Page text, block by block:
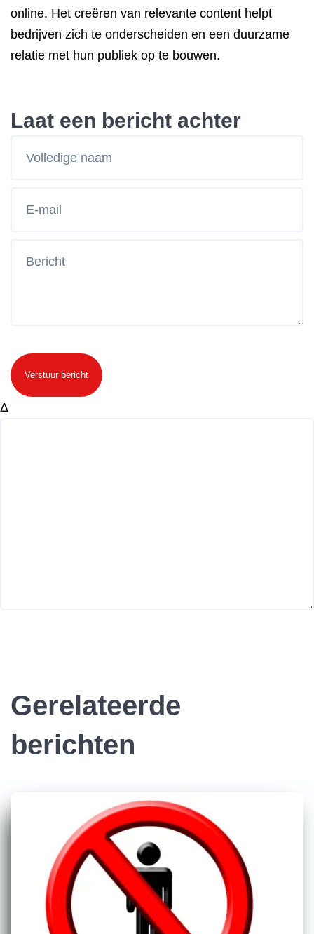
online. Het creëren van relevante content helpt
bedrijven zich te onderscheiden en een duurzame
relatie met hun publiek op te bouwen.
Laat een bericht achter
Verstuur bericht
Δ
Gerelateerde
berichten